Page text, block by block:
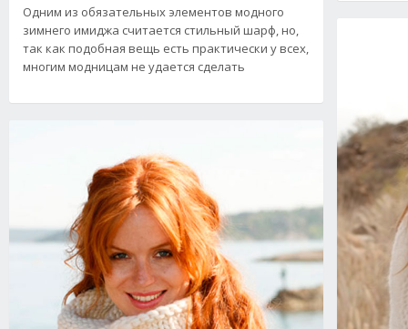
Одним из обязательных элементов модного
зимнего имиджа считается стильный шарф, но,
так как подобная вещь есть практически у всех,
многим модницам не удается сделать